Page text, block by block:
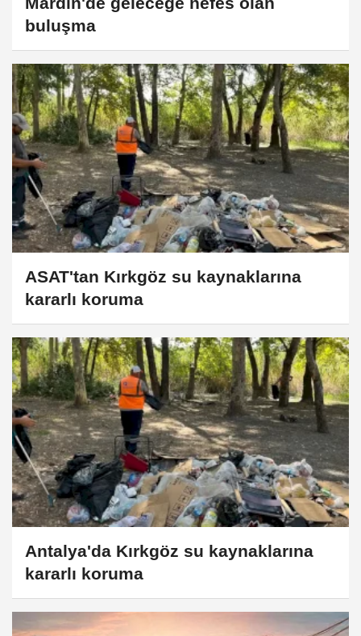
buluşma
ASAT'tan Kırkgöz su kaynaklarına
kararlı koruma
Antalya'da Kırkgöz su kaynaklarına
kararlı koruma